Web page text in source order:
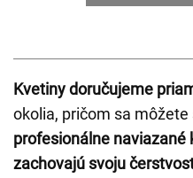
Kvetiny doručujeme
okolia, pričom sa
profesionálne naviazané
zachovajú svoju